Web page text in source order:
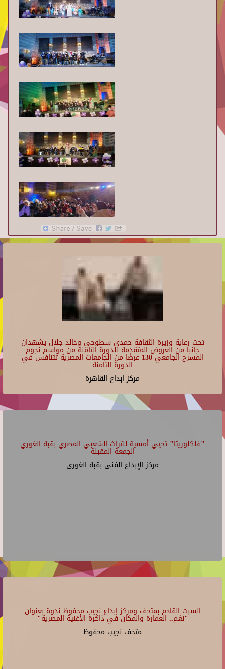
تحت رعاية وزيرة الثقافة حمدي سطوحي وخالد جلال يشهدان
جانبا من العروض المتقدمة للدورة الثامنة من مواسم نجوم
المسرح الجامعي 130 عرضًا من الجامعات المصرية تتنافس في
الدورة الثامنة
مركز ابداع القاهرة
"فلكلوريتا" تحيي أمسية للتراث الشعبي المصري بقبة الغوري
الجمعة المقبلة
مركز الإبداع الفنى بقبة الغورى
السبت القادم بمتحف ومركز إبداع نجيب محفوظ ندوة بعنوان
"نغم.. العمارة والمكان في ذاكرة الأغنية المصرية"
متحف نجيب محفوظ